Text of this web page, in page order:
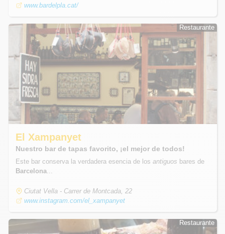
www.bardelpla.cat/
Restaurante
Restaurante
El Xampanyet
Nuestro bar de tapas favorito, ¡el mejor de todos!
Este bar conserva la verdadera esencia de losantiguos bares de
Barcelona
Ciutat Vella - Carrer de Montcada, 22
www.instagram.com/el_xampanyet
Restaurante
Restaurante